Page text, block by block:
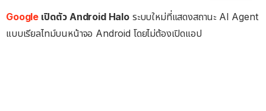
Google เปิดตัว Android Halo ระบบใหม่ที่แสดงสถานะ AI Agent
แบบเรียลไทม์บนหน้าจอ Android โดยไม่ต้องเปิดแอป